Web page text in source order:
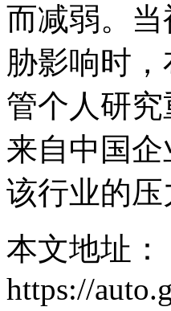
而减弱。
胁影响时
管个人研
来自中国
该行业的压
本文地址：
https://